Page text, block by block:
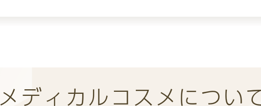
メディカルコスメについ